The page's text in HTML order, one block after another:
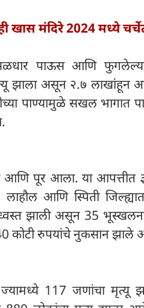
खास मंदिरे 2024 मध्ये
पाऊस आणि
झाला असून २.७ लाखांहून
पाण्यामुळे सखल भागात
आणि पूर आला. या आपत्तीत
आणि स्पिती जिल्ह्यात
झाली असून 35
कोटी रुपयांचे नुकसान झाले
117 जणांचा मृत्यू